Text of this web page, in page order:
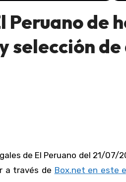
Peruano de
selección
a través de Box.net en este